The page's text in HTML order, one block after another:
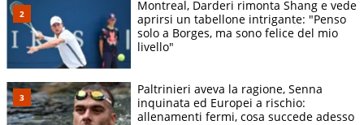
Montreal, Darderi rimonta Shang e vede
aprirsi un tabellone intrigante: "Penso
solo a Borges, ma sono felice del mio
livello"
Paltrinieri aveva la ragione, Senna
inquinata ed Europei a rischio:
allenamenti fermi, cosa succede adesso